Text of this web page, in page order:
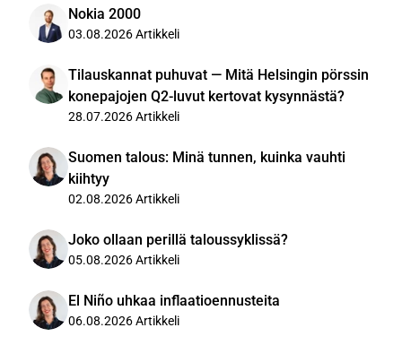
Nokia 2000
03.08.2026Artikkeli
Tilauskannat puhuvat — Mitä Helsingin pörssin
konepajojen Q2-luvut kertovat kysynnästä?
28.07.2026Artikkeli
Suomen talous: Minä tunnen, kuinka vauhti
kiihtyy
02.08.2026Artikkeli
Joko ollaan perillä taloussyklissä?
05.08.2026Artikkeli
El Niño uhkaa inflaatioennusteita
06.08.2026Artikkeli